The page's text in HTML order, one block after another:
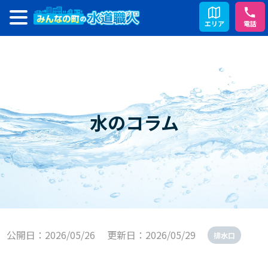
水のコラム
公開日：2026/05/26 更新日：2026/05/29 排水口
エリア 電話